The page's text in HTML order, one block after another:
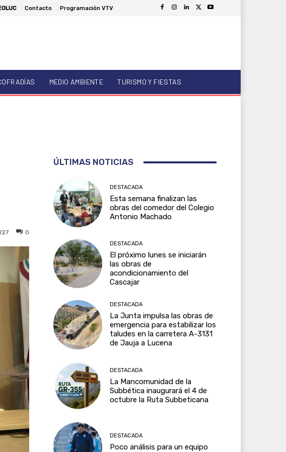
Contacto Programación VTV
MEDIO AMBIENTE TURISMO Y FIESTAS
0
ÚLTIMAS NOTICIAS
DESTACADA
Esta semana finalizan las
obras del comedor del Colegio
Antonio Machado
DESTACADA
El próximo lunes se iniciarán
las obras de
acondicionamiento del
Cascajar
DESTACADA
La Junta impulsa las obras de
emergencia para estabilizar los
taludes en la carretera A-3131
de Jauja a Lucena
DESTACADA
La Mancomunidad de la
Subbética inaugurará el 4 de
octubre la Ruta Subbeticana
DESTACADA
Poco análisis para un equipo